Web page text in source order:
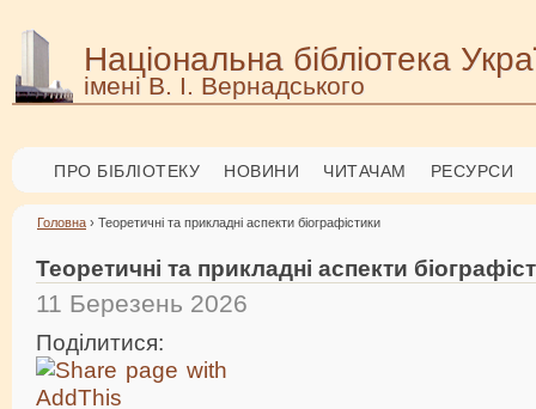
Національна бібліотека
імені В. І. Вернадського
ПРО БІБЛІОТЕКУ НОВИНИ ЧИТАЧАМ РЕСУРСИ
Головна › Теоретичні та прикладні аспекти біографістики
Теоретичні та прикладні аспекти
11 Березень 2026
Поділитися: